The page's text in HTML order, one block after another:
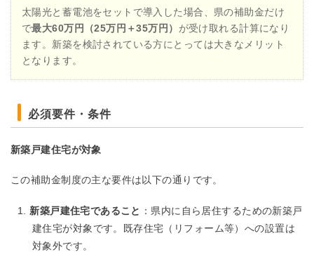
太陽光と蓄電池をセットで導入した場合、県の補助金だけ
で最大60万円（25万円＋35万円） が受け取れる計算になり
ます。新築を検討されている方にとっては大きなメリット
となります。
必須要件・条件
新築戸建住宅が対象
この補助金制度の主な要件は以下の通りです。
新築戸建住宅であること ：県内に自ら居住するための新築戸
建住宅が対象です。既存住宅（リフォーム等）への設置は
対象外です。